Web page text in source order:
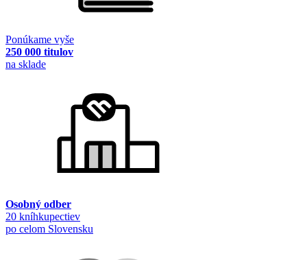
Ponúkame vyše
250 000 titulov
na sklade
Osobný odber
20 kníhkupectiev
po celom Slovensku